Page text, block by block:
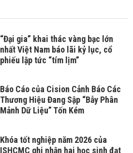
“Đại gia” khai thác vàng bạc lớn
nhất Việt Nam báo lãi kỷ lục, cổ
phiếu lập tức “tím lịm”
Báo Cáo của Cision Cảnh Báo Các
Thương Hiệu Đang Sập “Bẫy Phân
Mảnh Dữ Liệu” Tốn Kém
Khóa tốt nghiệp năm 2026 của
ISHCMC ghi nhận hai học sinh đạt